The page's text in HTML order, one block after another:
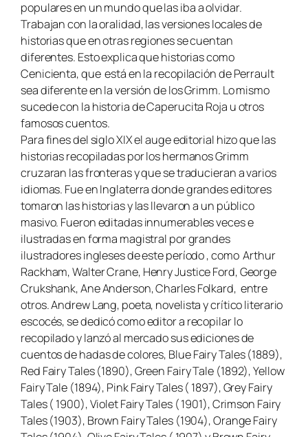
populares en un mundo que las iba a olvidar.
Trabajan con la oralidad, las versiones locales de
historias que en otras regiones se cuentan
diferentes. Esto explica que historias como
Cenicienta, que está en la recopilación de Perrault
sea diferente en la versión de los Grimm. Lo mismo
sucede con la historia de Caperucita Roja u otros
famosos cuentos.
Para fines del siglo XIX el auge editorial hizo que las
historias recopiladas por los hermanos Grimm
cruzaran las fronteras y que se traducieran a varios
idiomas. Fue en Inglaterra donde grandes editores
tomaron las historias y las llevaron a un público
masivo. Fueron editadas innumerables veces e
ilustradas en forma magistral por grandes
ilustradores ingleses de este período , como Arthur
Rackham, Walter Crane, Henry Justice Ford, George
Crukshank, Ane Anderson, Charles Folkard, entre
otros. Andrew Lang, poeta, novelista y crítico literario
escocés, se dedicó como editor a recopilar lo
recopilado y lanzó al mercado sus ediciones de
cuentos de hadas de colores, Blue Fairy Tales (1889),
Red Fairy Tales (1890),Green Fairy Tale (1892),Yellow
Fairy Tale (1894), Pink Fairy Tales ( 1897), Grey Fairy
Tales ( 1900), Violet Fairy Tales ( 1901), Crimson Fairy
Tales (1903), Brown Fairy Tales (1904), Orange Fairy